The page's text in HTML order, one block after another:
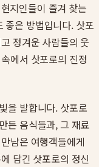
지인들이 즐겨 찾는
좋은 방법입니다. 삿포
정겨운 사람들의 웃
에서 삿포로의 진정
을 발합니다. 삿포로
든 음식들과, 그 재료
남은 여행객들에게
담긴 삿포로의 정신